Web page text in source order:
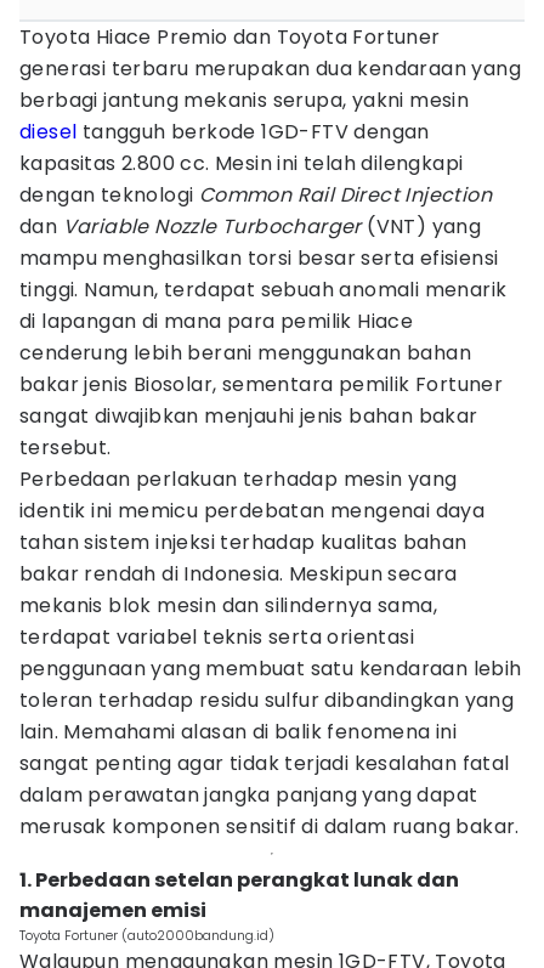
Toyota Hiace Premio dan Toyota Fortuner
generasi terbaru merupakan dua kendaraan yang
berbagi jantung mekanis serupa, yakni mesin
diesel tangguh berkode 1GD-FTV dengan
kapasitas 2.800 cc. Mesin ini telah dilengkapi
dengan teknologi Common Rail Direct Injection
dan Variable Nozzle Turbocharger(VNT) yang
mampu menghasilkan torsi besar serta efisiensi
tinggi. Namun, terdapat sebuah anomali menarik
di lapangan di mana para pemilik Hiace
cenderung lebih berani menggunakan bahan
bakar jenis Biosolar, sementara pemilik Fortuner
sangat diwajibkan menjauhi jenis bahan bakar
tersebut.
Perbedaan perlakuan terhadap mesin yang
identik ini memicu perdebatan mengenai daya
tahan sistem injeksi terhadap kualitas bahan
bakar rendah di Indonesia. Meskipun secara
mekanis blok mesin dan silindernya sama,
terdapat variabel teknis serta orientasi
penggunaan yang membuat satu kendaraan lebih
toleran terhadap residu sulfur dibandingkan yang
lain. Memahami alasan di balik fenomena ini
sangat penting agar tidak terjadi kesalahan fatal
dalam perawatan jangka panjang yang dapat
merusak komponen sensitif di dalam ruang bakar.
1. Perbedaan setelan perangkat lunak dan
manajemen emisi
Toyota Fortuner (auto2000bandung.id)
Walaupun menggunakan mesin 1GD-FTV, Toyota